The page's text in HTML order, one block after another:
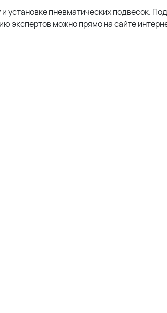
установке пневматических подвесок.
экспертов можно прямо на сайте